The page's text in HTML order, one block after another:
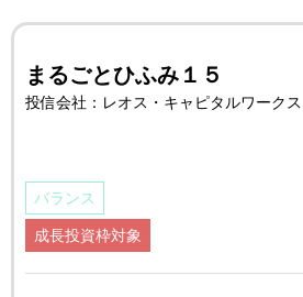
まるごとひふみ１５
投信会社：レオス・キャピタルワークス
バランス
成長投資枠対象